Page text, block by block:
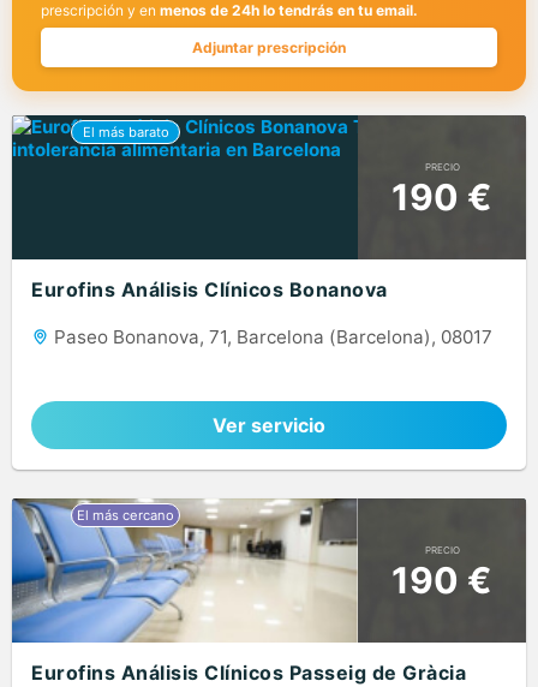
prescripción y en menos de 24h lo tendrás en tu email.
Adjuntar prescripción
PRECIO
190 €
Eurofins Análisis Clínicos Bonanova
Paseo Bonanova, 71, Barcelona (Barcelona), 08017
Ver servicio
PRECIO
190 €
Eurofins Análisis Clínicos Passeig de Gràcia